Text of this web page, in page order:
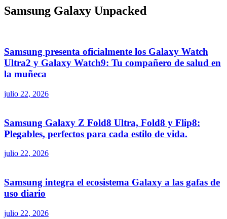
Samsung Galaxy Unpacked
Samsung presenta oficialmente los Galaxy Watch
Ultra2 y Galaxy Watch9: Tu compañero de salud en
la muñeca
julio 22, 2026
Samsung Galaxy Z Fold8 Ultra, Fold8 y Flip8:
Plegables, perfectos para cada estilo de vida.
julio 22, 2026
Samsung integra el ecosistema Galaxy a las gafas de
uso diario
julio 22, 2026